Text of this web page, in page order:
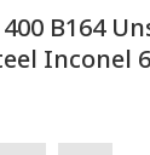
B164
Inconel